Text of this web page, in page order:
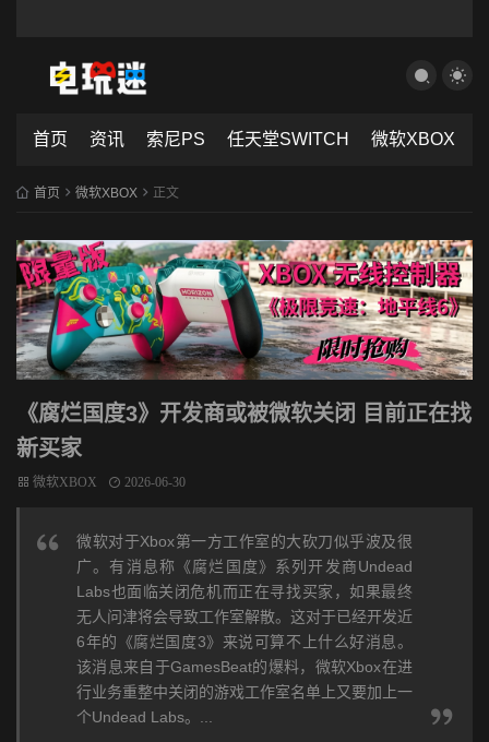
首页 资讯 索尼PS 任天堂SWITCH 微软XBOX
首页 微软XBOX 正文
《腐烂国度3》开发商或被微软关闭 目前正在找
新买家
微软XBOX 2026-06-30
微软对于Xbox第一方工作室的大砍刀似乎波及很
广。有消息称《腐烂国度》系列开发商Undead
Labs也面临关闭危机而正在寻找买家，如果最终
无人问津将会导致工作室解散。这对于已经开发近
6年的《腐烂国度3》来说可算不上什么好消息。
该消息来自于GamesBeat的爆料，微软Xbox在进
行业务重整中关闭的游戏工作室名单上又要加上一
个Undead Labs。...